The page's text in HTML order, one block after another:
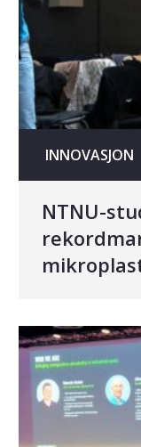
INNOVASJON
NTNU-